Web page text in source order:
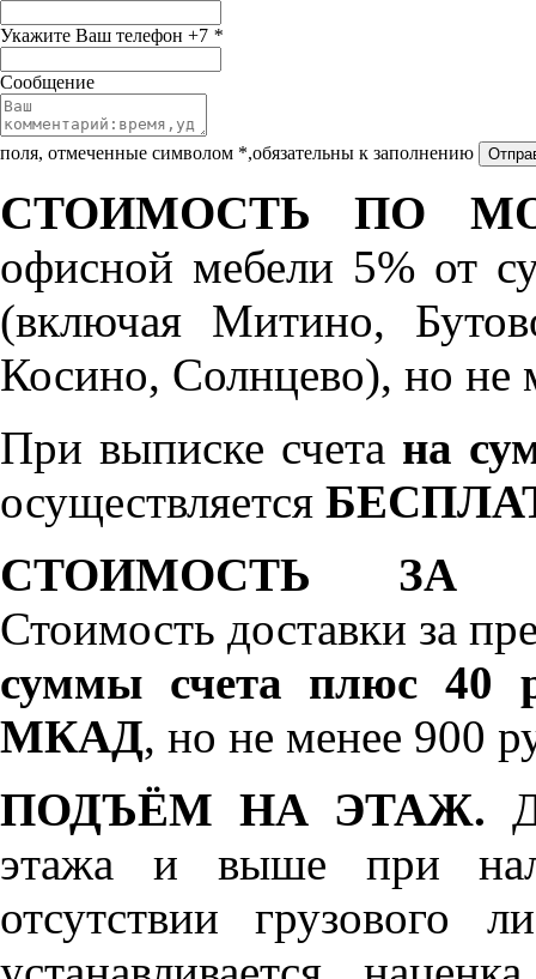
Укажите Ваш телефон +7 *
Сообщение
поля, отмеченные символом *,обязательны к заполнению
СТОИМОСТЬ ПО
офисной мебели 5% от
(включая Митино,
Косино, Солнцево), но не
При выписке счета на
осуществляется
СТОИМОСТЬ ЗА
Стоимость доставки за
суммы счета плюс 40
МКАД, но не менее 900
ПОДЪЁМ НА ЭТАЖ.
этажа и выше при
отсутствии грузового